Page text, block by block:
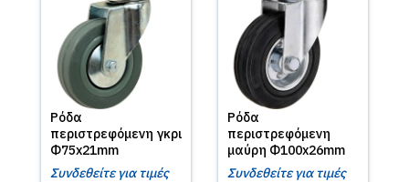
Ρόδα
περιστρεφόμενη γκρι
Φ75x21mm
Συνδεθείτε για τιμές
Ρόδα
περιστρεφόμενη
μαύρη Φ100x26mm
Συνδεθείτε για τιμές